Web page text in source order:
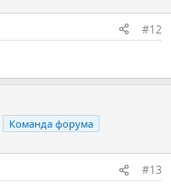
#12
Команда форума
#13